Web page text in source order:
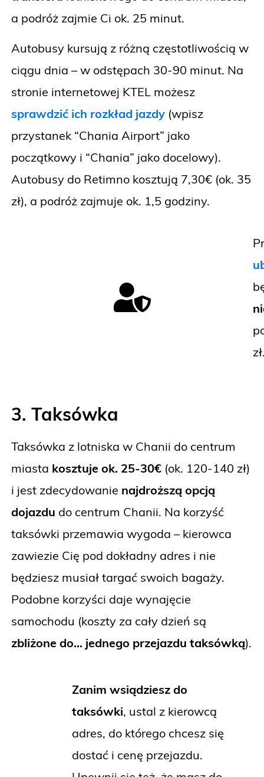
a podróż zajmie Ci ok. 25 minut.
Autobusy kursują z różną częstotliwością w
ciągu dnia – w odstępach 30-90 minut. Na
stronie internetowej KTEL możesz
sprawdzić ich rozkład jazdy (wpisz
przystanek “Chania Airport” jako
początkowy i “Chania” jako docelowy).
Autobusy do Retimno kosztują 7,30€ (ok. 35
zł), a podróż zajmuje ok. 1,5 godziny.
3. Taksówka
Taksówka z lotniska w Chanii do centrum
miasta kosztuje ok. 25-30€ (ok. 120-140 zł)
i jest zdecydowanie najdroższą opcją
dojazdu do centrum Chanii. Na korzyść
taksówki przemawia wygoda – kierowca
zawiezie Cię pod dokładny adres i nie
będziesz musiał targać swoich bagaży.
Podobne korzyści daje wynajęcie
samochodu (koszty za cały dzień są
zbliżone do… jednego przejazdu taksówką).
Zanim wsiądziesz do
taksówki, ustal z kierowcą
adres, do którego chcesz się
dostać i cenę przejazdu.